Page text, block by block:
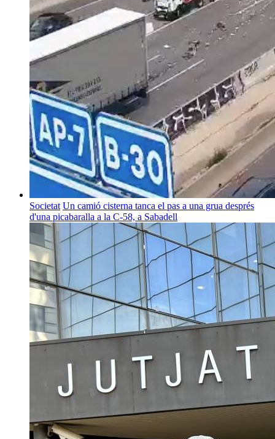
Societat Un camió cisterna tanca el pas a una grua després
d'una picabaralla a la C-58, a Sabadell